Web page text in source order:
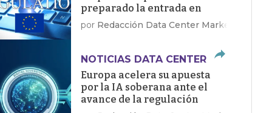
preparado la entrada en
vigor de la Ley de IA
por Redacción Data Center Market
NOTICIAS DATA CENTER
Europa acelera su apuesta
por la IA soberana ante el
avance de la regulación